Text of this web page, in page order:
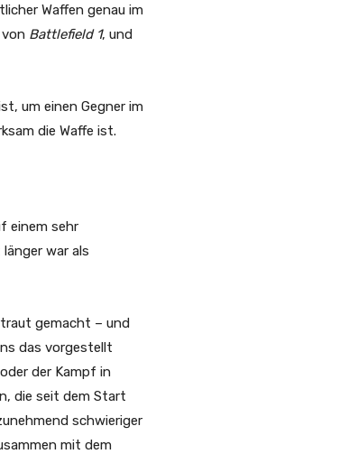
Waffen genau im
von Battlefield 1, und
um einen Gegner im
die Waffe ist.
einem sehr
war als
gemacht – und
das vorgestellt
der Kampf in
die seit dem Start
schwieriger
mit dem